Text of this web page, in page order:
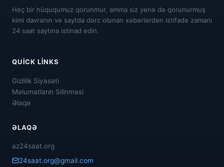
Heç bir hüququmuz qorunmur, amma siz yenə də qorunurmuş
kimi davranın və saytda dərc olunan xəbərlərdən istifadə zamanı
24 saat saytına istinad edin.
QUICK LINKS
Gizlilik Siyasəti
Məlumatların Silinməsi
Əlaqə
ƏLAQƏ
az24saat.org
24saat.org@gmail.com